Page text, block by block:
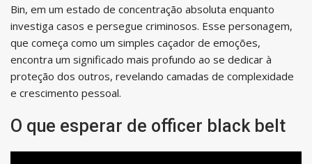
Bin, em um estado de concentração absoluta enquanto
investiga casos e persegue criminosos. Esse personagem,
que começa como um simples caçador de emoções,
encontra um significado mais profundo ao se dedicar à
proteção dos outros, revelando camadas de complexidade
e crescimento pessoal.
O que esperar de officer black belt